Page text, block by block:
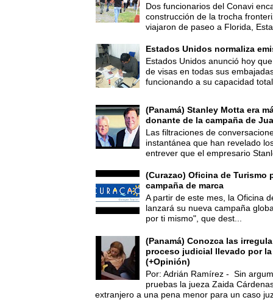
Dos funcionarios del Conavi
construcción de la trocha
viajaron de paseo a Florida,
Estados Unidos normaliza
Estados Unidos anunció hoy
de visas en todas sus
funcionando a su capacidad
(Panamá) Stanley Motta era
donante de la campaña de
Las filtraciones de
instantánea que han revelado
entrever que el empresario
(Curazao) Oficina de Turismo
campaña de marca
A partir de este mes, la Oficina
lanzará su nueva campaña
por ti mismo", que dest...
(Panamá) Conozca las
proceso judicial llevado por
(+Opinión)
Por: Adrián Ramírez - Sin
pruebas la jueza Zaida
extranjero a una pena menor para un caso